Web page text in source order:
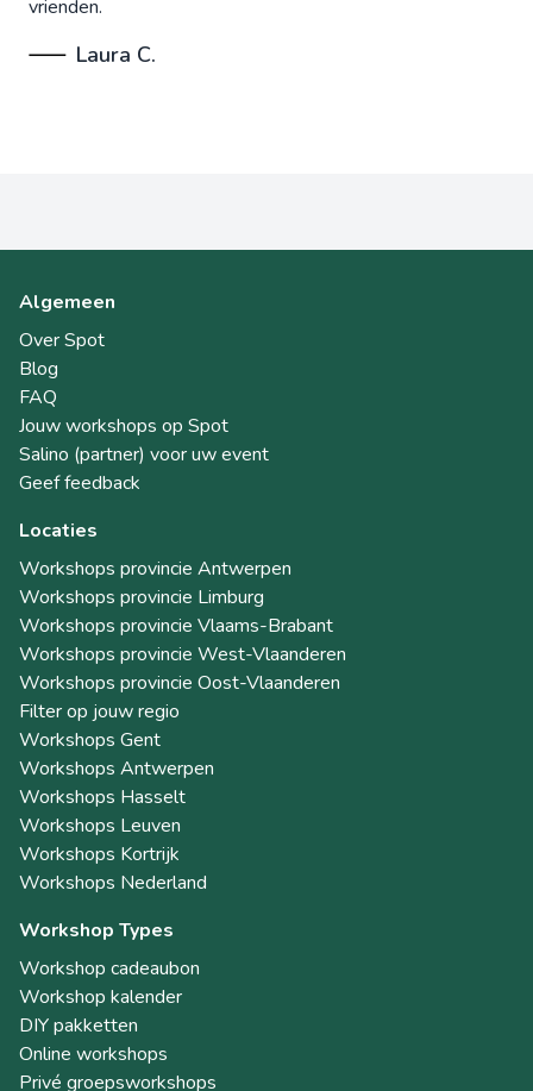
vrienden.
Laura C.
Algemeen
Over Spot
Blog
FAQ
Jouw workshops op Spot
Salino (partner) voor uw event
Geef feedback
Locaties
Workshops provincie Antwerpen
Workshops provincie Limburg
Workshops provincie Vlaams-Brabant
Workshops provincie West-Vlaanderen
Workshops provincie Oost-Vlaanderen
Filter op jouw regio
Workshops Gent
Workshops Antwerpen
Workshops Hasselt
Workshops Leuven
Workshops Kortrijk
Workshops Nederland
Workshop Types
Workshop cadeaubon
Workshop kalender
DIY pakketten
Online workshops
Privé groepsworkshops